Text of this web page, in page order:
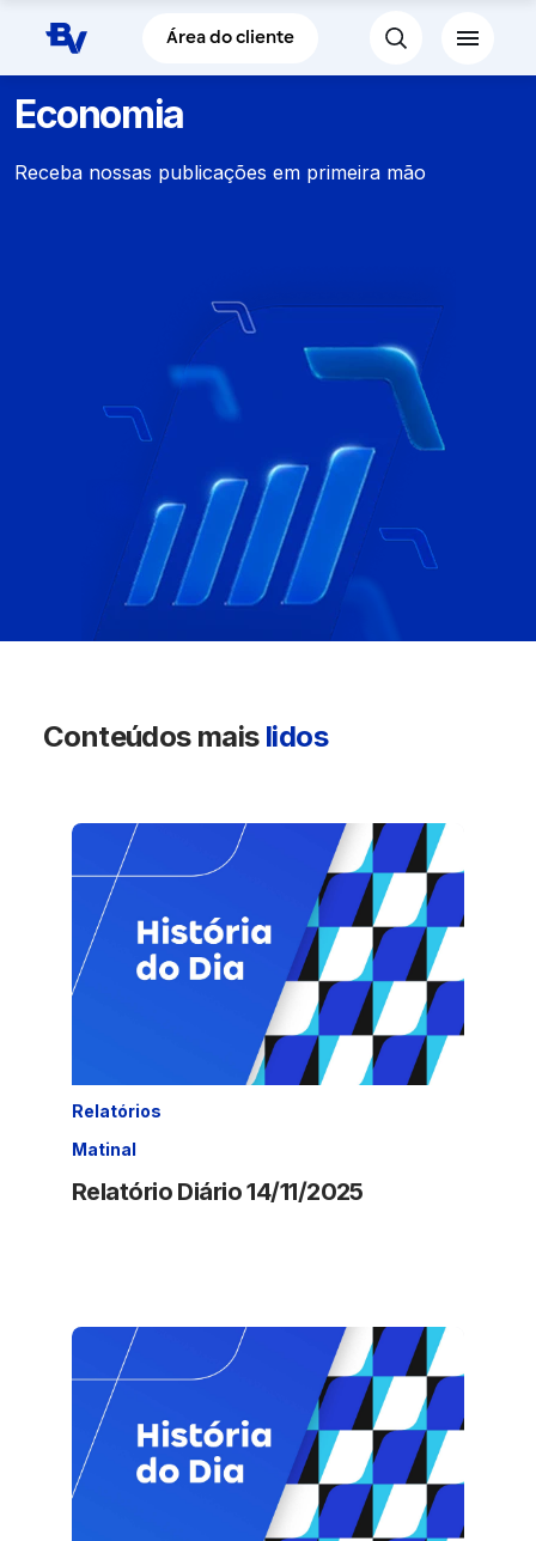
Pular para o Conteúdo principal
Área do cliente
Economia
Receba nossas publicações em primeira mão
Conteúdos mais lidos
Relatórios
Matinal
Relatório Diário 14/11/2025